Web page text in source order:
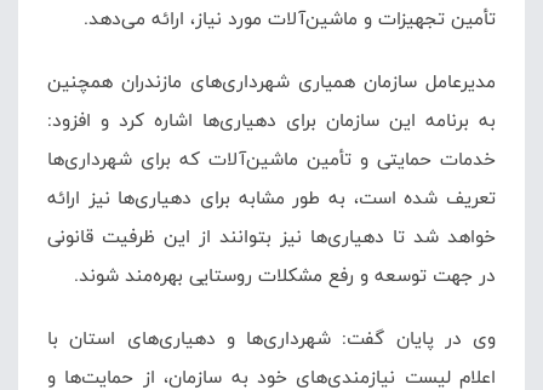
تأمین تجهیزات و ماشین‌آلات مورد نیاز، ارائه می‌دهد.
مدیرعامل سازمان همیاری شهرداری‌های مازندران همچنین
به برنامه این سازمان برای دهیاری‌ها اشاره کرد و افزود:
خدمات حمایتی و تأمین ماشین‌آلات که برای شهرداری‌ها
تعریف شده است، به طور مشابه برای دهیاری‌ها نیز ارائه
خواهد شد تا دهیاری‌ها نیز بتوانند از این ظرفیت قانونی
در جهت توسعه و رفع مشکلات روستایی بهره‌مند شوند.
وی در پایان گفت: شهرداری‌ها و دهیاری‌های استان با
اعلام لیست نیازمندی‌های خود به سازمان، از حمایت‌ها و